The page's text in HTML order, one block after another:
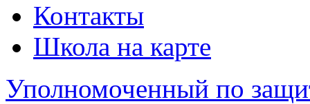
Контакты
Школа на карте
Уполномоченный по